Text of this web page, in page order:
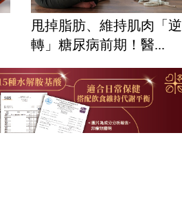
甩掉脂肪、維持肌肉「逆
轉」糖尿病前期！醫...